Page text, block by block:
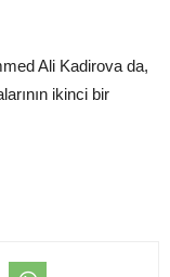
Ali Kadirova da,
ikinci bir